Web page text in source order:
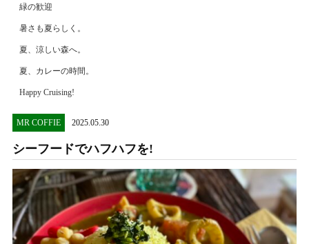
緑の歓迎
暑さも夏らしく。
夏、涼しい森へ。
夏、カレーの時間。
Happy Cruising!
MR COFFIE 2025.05.30
シーフードでハフハフを!